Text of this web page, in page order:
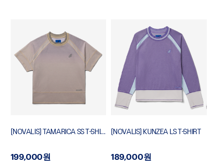
[NOVALIS] TAMARICA SS T-SHIRT
199,000원
[NOVALIS] KUNZEA LS T-SHIRT
189,000원